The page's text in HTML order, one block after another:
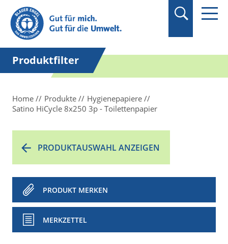
Suchbegriff in
Anführungszeichen
setzen.
Produktfilter
Home Produkte
Hygienepapiere
Satino HiCycle 8x250 3p - Toilettenpapier
PRODUKTAUSWAHL ANZEIGEN
PRODUKT MERKEN
MERKZETTEL